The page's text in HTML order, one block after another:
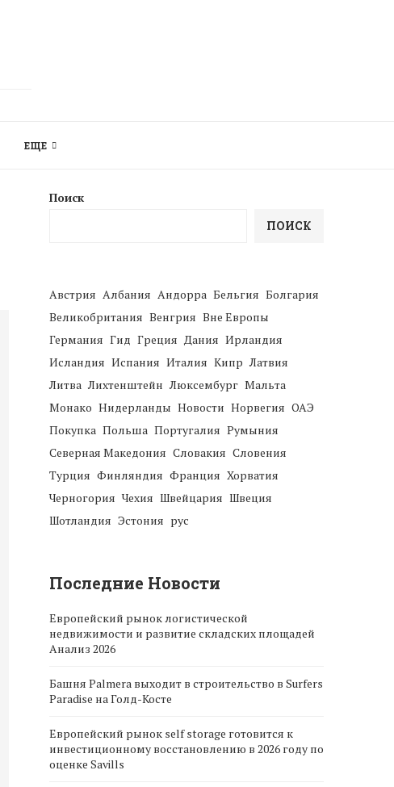
ЕЩЕ
Поиск
ПОИСК
Австрия Албания Андорра Бельгия Болгария
Великобритания Венгрия Вне Европы
Германия Гид Греция Дания Ирландия
Исландия Испания Италия Кипр Латвия
Литва Лихтенштейн Люксембург Мальта
Монако Нидерланды Новости Норвегия ОАЭ
Покупка Польша Португалия Румыния
Северная Македония Словакия Словения
Турция Финляндия Франция Хорватия
Черногория Чехия Швейцария Швеция
Шотландия Эстония рус
Последние Новости
Европейский рынок логистической
недвижимости и развитие складских площадей
Анализ 2026
Башня Palmera выходит в строительство в Surfers
Paradise на Голд-Косте
Европейский рынок self storage готовится к
инвестиционному восстановлению в 2026 году по
оценке Savills